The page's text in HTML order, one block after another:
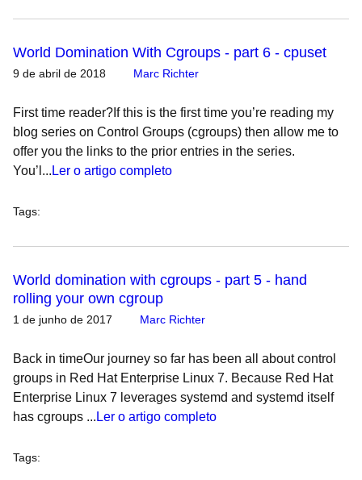
World Domination With Cgroups - part 6 - cpuset
9 de abril de 2018 Marc Richter
First time reader?If this is the first time you’re reading my
blog series on Control Groups (cgroups) then allow me to
offer you the links to the prior entries in the series.
You’l... Ler o artigo completo
Tags:
World domination with cgroups - part 5 - hand
rolling your own cgroup
1 de junho de 2017 Marc Richter
Back in timeOur journey so far has been all about control
groups in Red Hat Enterprise Linux 7. Because Red Hat
Enterprise Linux 7 leverages systemd and systemd itself
has cgroups ... Ler o artigo completo
Tags: